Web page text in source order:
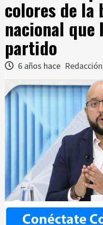
colores de la
nacional que
partido
6 años hace Redacción